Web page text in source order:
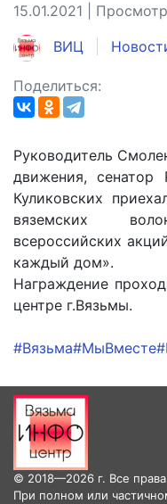
15.01.2021 |
ВИЦ
Поделиться:
Руководитель
движения, сенатор
Куликовских
вяземских
всероссийских
каждый дом».
Награждение
центре г.Вязьмы.
#Вязьма#МыВместе
© 2018—2026 г. Все
При полном или